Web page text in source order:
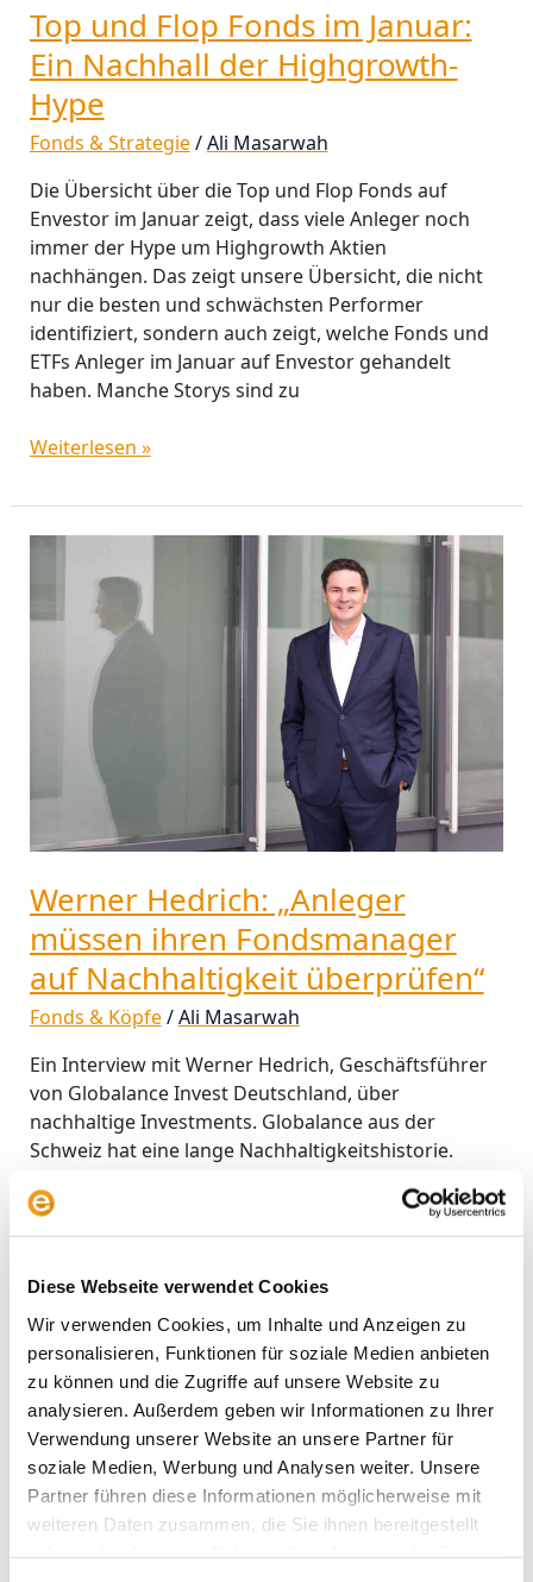
Diese Webseite verwendet Cookies
Wir verwenden Cookies, um Inhalte und Anzeigen zu
personalisieren, Funktionen für soziale Medien anbieten
zu können und die Zugriffe auf unsere Website zu
analysieren. Außerdem geben wir Informationen zu Ihrer
Verwendung unserer Website an unsere Partner für
soziale Medien, Werbung und Analysen weiter. Unsere
Partner führen diese Informationen möglicherweise mit
weiteren Daten zusammen, die Sie ihnen bereitgestellt
Top und Flop Fonds im Januar:
Ein Nachhall der Highgrowth-
Hype
Fonds & Strategie/Ali Masarwah
Die Übersicht über die Top und Flop Fonds auf
Envestor im Januar zeigt, dass viele Anleger noch
immer der Hype um Highgrowth Aktien
nachhängen. Das zeigt unsere Übersicht, die nicht
nur die besten und schwächsten Performer
identifiziert, sondern auch zeigt, welche Fonds und
ETFs Anleger im Januar auf Envestor gehandelt
haben. Manche Storys sind zu
Weiterlesen »
Werner Hedrich: „Anleger
müssen ihren Fondsmanager
auf Nachhaltigkeit überprüfen“
Fonds & Köpfe/Ali Masarwah
Ein Interview mit Werner Hedrich, Geschäftsführer
von Globalance Invest Deutschland, über
nachhaltige Investments. Globalance aus der
Schweiz hat eine lange Nachhaltigkeitshistorie.
(Sustainable Asset Management). Die Globalance
Bank wurde 2011 ins Leben gerufen. Hedrich leitet
CEO von Morningstar Deutschland und Österreich
Hedrich:
„Anleger
Fondsmanager
Nachhaltigkeit
überprüfen“
Weiterlesen »
Harry
Markowitz:
Der
Vater
der